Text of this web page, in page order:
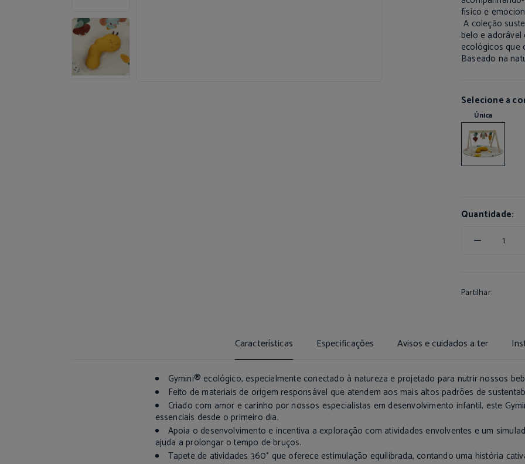
físico e
A coleção
belo e
ecológicos que
Baseado na
Selecione a
Única
Quantidade:
Partilhar:
Características Especificações Avisos e cuidados a ter
Gymini® ecológico, especialmente conectado à natureza e projetado para nutrir nossos
Feito de materiais de origem responsável que atendem aos mais altos padrões de
Criado com amor e carinho por nossos especialistas em desenvolvimento infantil, este
essenciais desde o primeiro dia.
Apoia o desenvolvimento e incentiva a exploração com atividades envolventes e um
ajuda a prolongar o tempo de bruços.
Tapete de atividades 360° que oferece estimulação equilibrada, contando uma história